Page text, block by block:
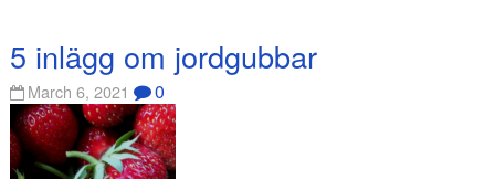
5 inlägg om jordgubbar
March 6, 2021 0